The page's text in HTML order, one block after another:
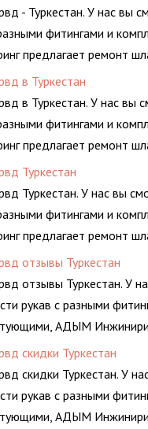
- Туркестан. У нас вы
фитингами и
предлагает ремонт
Ремонт шлангов
решить любую сложную
в Туркестан
в Туркестан. У нас вы
фитингами и
предлагает ремонт
Ремонт шлангов
решить любую сложную
Туркестан
Туркестан. У нас вы
фитингами и
предлагает ремонт
Ремонт шлангов
решить любую сложную
отзывы Туркестан
отзывы Туркестан. У
рукав с разными
АДЫМ
высокого
решить любую
скидки Туркестан
скидки Туркестан. У
рукав с разными
АДЫМ